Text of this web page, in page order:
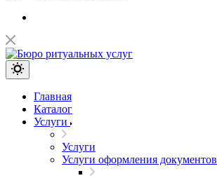
Главная
Каталог
Услуги
Услуги
Услуги оформления документов